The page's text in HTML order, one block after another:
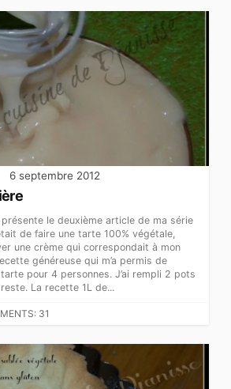
6 septembre 2012
présente le deuxième article de ma série
de faire une tarte 100% végétale,
une crème qui correspondait à mon
généreuse qui m’a permis de
pour 4 personnes. J’ai rempli 2 pots
La recette 1L de...
31